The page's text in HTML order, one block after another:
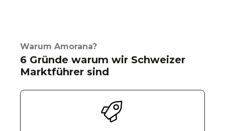
Warum Amorana?
6 Gründe warum wir Schweizer
Marktführer sind